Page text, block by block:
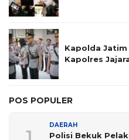
Kapolda Jatim
Kapolres
POS POPULER
DAERAH
Polisi Bekuk